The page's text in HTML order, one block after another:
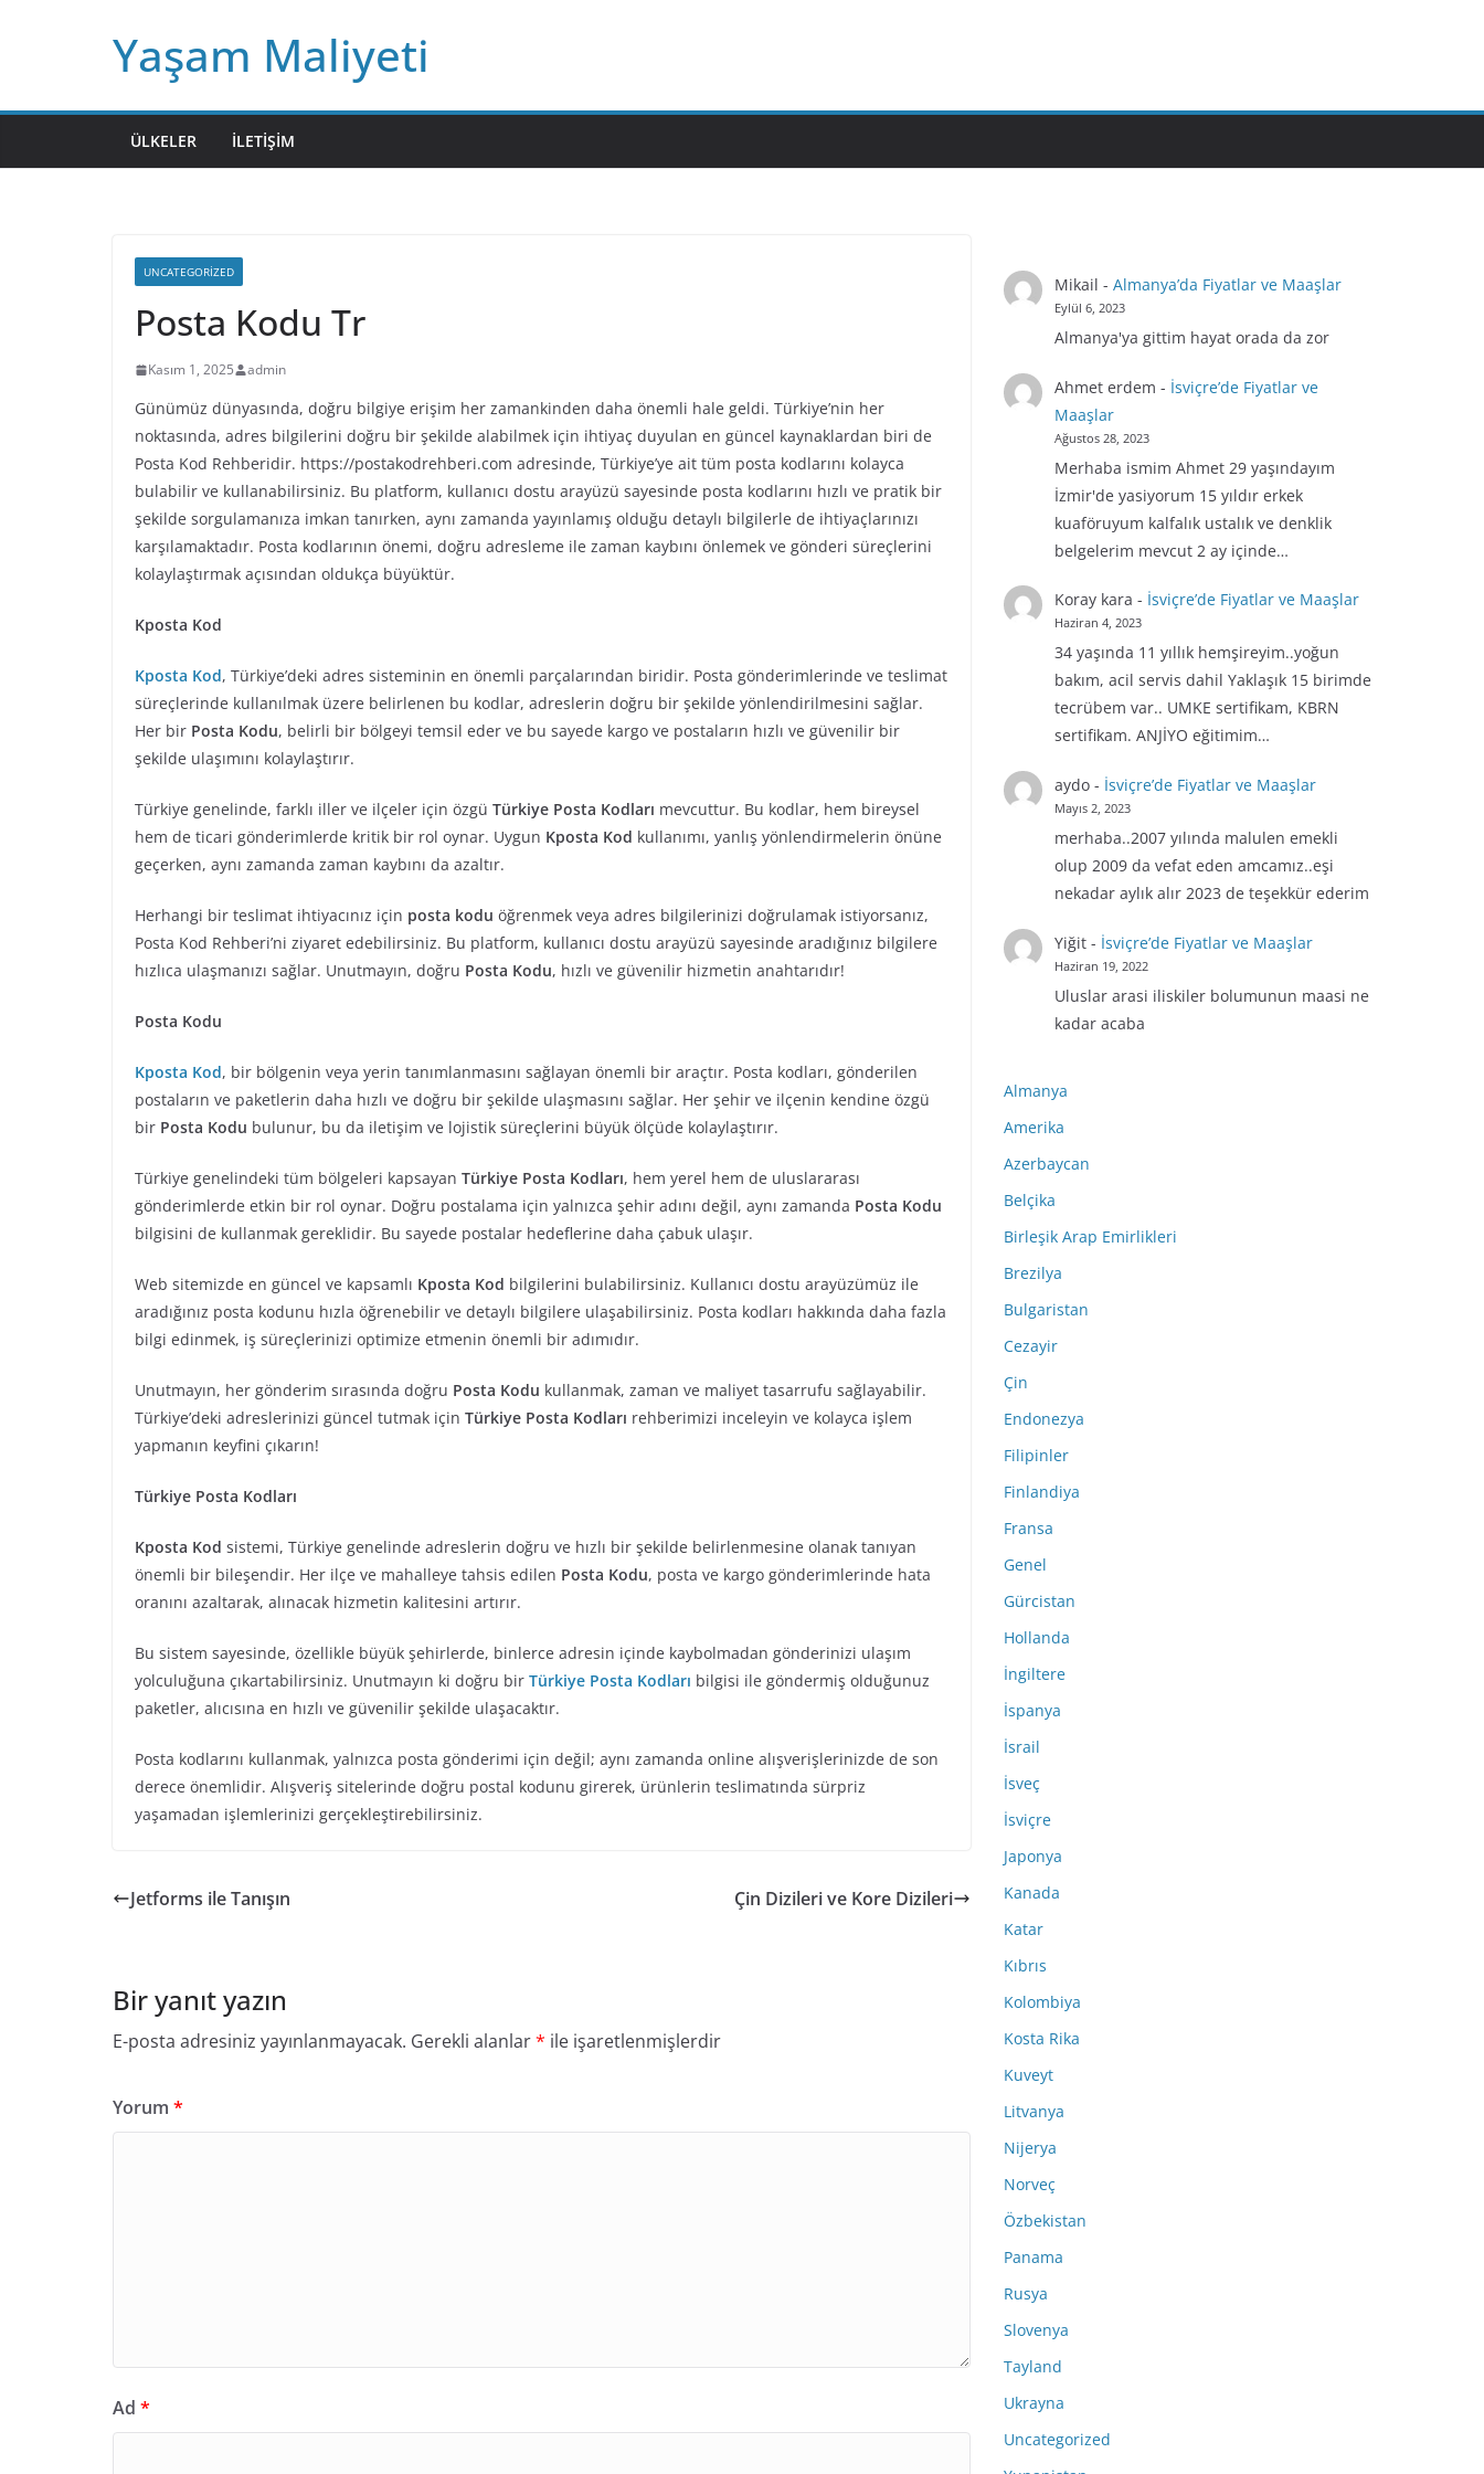
Yaşam Maliyeti
ÜLKELER İLETIŞIM
UNCATEGORIZED
Posta Kodu Tr
Kasım 1, 2025 admin
Günümüz dünyasında, doğru bilgiye erişim her zamankinden daha önemli hale geldi. Türkiye’nin her
noktasında, adres bilgilerini doğru bir şekilde alabilmek için ihtiyaç duyulan en güncel kaynaklardan biri de
Posta Kod Rehberidir. https://postakodrehberi.com adresinde, Türkiye’ye ait tüm posta kodlarını kolayca
bulabilir ve kullanabilirsiniz. Bu platform, kullanıcı dostu arayüzü sayesinde posta kodlarını hızlı ve pratik bir
şekilde sorgulamanıza imkan tanırken, aynı zamanda yayınlamış olduğu detaylı bilgilerle de ihtiyaçlarınızı
karşılamaktadır. Posta kodlarının önemi, doğru adresleme ile zaman kaybını önlemek ve gönderi süreçlerini
kolaylaştırmak açısından oldukça büyüktür.
Kposta Kod
Kposta Kod, Türkiye’deki adres sisteminin en önemli parçalarından biridir. Posta gönderimlerinde ve teslimat
süreçlerinde kullanılmak üzere belirlenen bu kodlar, adreslerin doğru bir şekilde yönlendirilmesini sağlar.
Her bir Posta Kodu, belirli bir bölgeyi temsil eder ve bu sayede kargo ve postaların hızlı ve güvenilir bir
şekilde ulaşımını kolaylaştırır.
Türkiye genelinde, farklı iller ve ilçeler için özgü Türkiye Posta Kodları mevcuttur. Bu kodlar, hem bireysel
hem de ticari gönderimlerde kritik bir rol oynar. Uygun Kposta Kod kullanımı, yanlış yönlendirmelerin önüne
geçerken, aynı zamanda zaman kaybını da azaltır.
Herhangi bir teslimat ihtiyacınız için posta kodu öğrenmek veya adres bilgilerinizi doğrulamak istiyorsanız,
Posta Kod Rehberi’ni ziyaret edebilirsiniz. Bu platform, kullanıcı dostu arayüzü sayesinde aradığınız bilgilere
hızlıca ulaşmanızı sağlar. Unutmayın, doğru Posta Kodu, hızlı ve güvenilir hizmetin anahtarıdır!
Posta Kodu
Kposta Kod, bir bölgenin veya yerin tanımlanmasını sağlayan önemli bir araçtır. Posta kodları, gönderilen
postaların ve paketlerin daha hızlı ve doğru bir şekilde ulaşmasını sağlar. Her şehir ve ilçenin kendine özgü
bir Posta Kodu bulunur, bu da iletişim ve lojistik süreçlerini büyük ölçüde kolaylaştırır.
Türkiye genelindeki tüm bölgeleri kapsayan Türkiye Posta Kodları, hem yerel hem de uluslararası
gönderimlerde etkin bir rol oynar. Doğru postalama için yalnızca şehir adını değil, aynı zamanda Posta Kodu
bilgisini de kullanmak gereklidir. Bu sayede postalar hedeflerine daha çabuk ulaşır.
Web sitemizde en güncel ve kapsamlı Kposta Kod bilgilerini bulabilirsiniz. Kullanıcı dostu arayüzümüz ile
aradığınız posta kodunu hızla öğrenebilir ve detaylı bilgilere ulaşabilirsiniz. Posta kodları hakkında daha fazla
bilgi edinmek, iş süreçlerinizi optimize etmenin önemli bir adımıdır.
Unutmayın, her gönderim sırasında doğru Posta Kodu kullanmak, zaman ve maliyet tasarrufu sağlayabilir.
Türkiye’deki adreslerinizi güncel tutmak için Türkiye Posta Kodları rehberimizi inceleyin ve kolayca işlem
yapmanın keyfini çıkarın!
Türkiye Posta Kodları
Kposta Kod sistemi, Türkiye genelinde adreslerin doğru ve hızlı bir şekilde belirlenmesine olanak tanıyan
önemli bir bileşendir. Her ilçe ve mahalleye tahsis edilen Posta Kodu, posta ve kargo gönderimlerinde hata
oranını azaltarak, alınacak hizmetin kalitesini artırır.
Bu sistem sayesinde, özellikle büyük şehirlerde, binlerce adresin içinde kaybolmadan gönderinizi ulaşım
yolculuğuna çıkartabilirsiniz. Unutmayın ki doğru bir Türkiye Posta Kodları bilgisi ile göndermiş olduğunuz
paketler, alıcısına en hızlı ve güvenilir şekilde ulaşacaktır.
Posta kodlarını kullanmak, yalnızca posta gönderimi için değil; aynı zamanda online alışverişlerinizde de son
derece önemlidir. Alışveriş sitelerinde doğru postal kodunu girerek, ürünlerin teslimatında sürpriz
yaşamadan işlemlerinizi gerçekleştirebilirsiniz.
Jetforms ile Tanışın Çin Dizileri ve Kore Dizileri
Bir yanıt yazın
E-posta adresiniz yayınlanmayacak. Gerekli alanlar* ile işaretlenmişlerdir
Yorum *
Ad *
Mikail - Almanya’da Fiyatlar ve Maaşlar
Eylül 6, 2023
Almanya'ya gittim hayat orada da zor
Ahmet erdem - İsviçre’de Fiyatlar ve
Maaşlar
Ağustos 28, 2023
Merhaba ismim Ahmet 29 yaşındayım
İzmir'de yasiyorum 15 yıldır erkek
kuaföruyum kalfalık ustalık ve denklik
belgelerim mevcut 2 ay içinde…
Koray kara - İsviçre’de Fiyatlar ve Maaşlar
Haziran 4, 2023
34 yaşında 11 yıllık hemşireyim..yoğun
bakım, acil servis dahil Yaklaşık 15 birimde
tecrübem var.. UMKE sertifikam, KBRN
sertifikam. ANJİYO eğitimim…
aydo- İsviçre’de Fiyatlar ve Maaşlar
Mayıs 2, 2023
merhaba..2007 yılında malulen emekli
olup 2009 da vefat eden amcamız..eşi
nekadar aylık alır 2023 de teşekkür ederim
Yiğit- İsviçre’de Fiyatlar ve Maaşlar
Haziran 19, 2022
Uluslar arasi iliskiler bolumunun maasi ne
kadar acaba
Almanya
Amerika
Azerbaycan
Belçika
Birleşik Arap Emirlikleri
Brezilya
Bulgaristan
Cezayir
Çin
Endonezya
Filipinler
Finlandiya
Fransa
Genel
Gürcistan
Hollanda
İngiltere
İspanya
İsrail
İsveç
İsviçre
Japonya
Kanada
Katar
Kıbrıs
Kolombiya
Kosta Rika
Kuveyt
Litvanya
Nijerya
Norveç
Özbekistan
Panama
Rusya
Slovenya
Tayland
Ukrayna
Uncategorized